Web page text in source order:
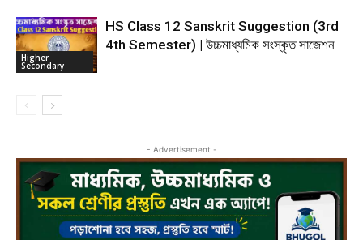
Higher
Secondary
HS Class 12 Sanskrit Suggestion (3rd
4th Semester) | উচ্চমাধ্যমিক সংস্কৃত সাজেশন
- Advertisement -